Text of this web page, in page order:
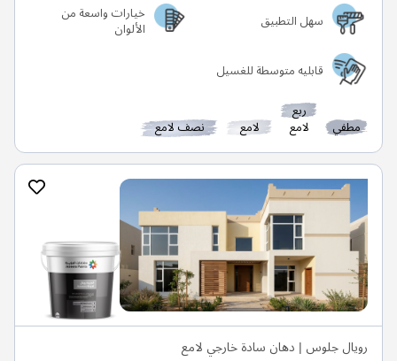
سهل التطبيق
خيارات واسعة من
الألوان
قابليه متوسطة للغسيل
مطفي
ربع
لامع لامع نصف لامع
رويال جلوس | دهان سادة خارجي لامع